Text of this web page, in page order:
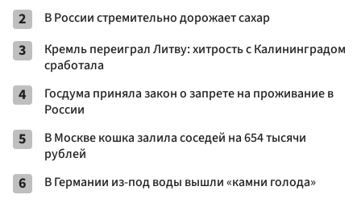
2 В России стремительно дорожает сахар
3
Кремль переиграл Литву: хитрость с Калининградом
сработала
4
Госдума приняла закон о запрете на проживание в
России
5
В Москве кошка залила соседей на 654 тысячи
рублей
6 В Германии из-под воды вышли «камни голода»